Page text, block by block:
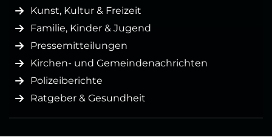
Kunst, Kultur & Freizeit
Familie, Kinder & Jugend
Pressemitteilungen
Kirchen- und Gemeindenachrichten
Polizeiberichte
Ratgeber & Gesundheit